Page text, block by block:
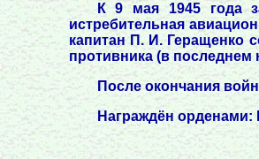
К 9 мая 1945 года
истребительная
капитан П. И. Геращенко
противника (в последнем
После окончания
Награждён орденами: